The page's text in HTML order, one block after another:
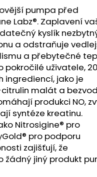
pumpa před
Labz®. Zaplavení
kyslík
a odstraňuje
a přebytečné
pokročilé uživatele, 20
ingrediencí, jako je
malát a
produkci NO,
syntéze kreatinu.
Nitrosigine® pro
pro podporu
zajišťují, že
žádný jiný produkt